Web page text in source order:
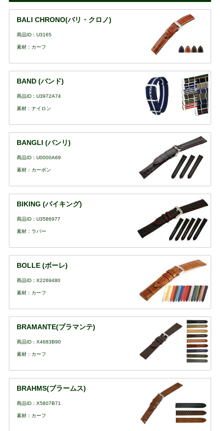
BALI CHRONO(バリ・クロノ)
商品ID：U3165
素材：カーフ
BAND (バンド)
商品ID：U3972A74
素材：ナイロン
BANGLI (バンリ)
商品ID：U0000A69
素材：カーボン
BIKING (バイキング)
商品ID：U3586977
素材：ラバー
BOLLE (ボーレ)
商品ID：X2269480
素材：カーフ
BRAMANTE(ブラマンテ)
商品ID：X4683B90
素材：カーフ
BRAHMS(ブラームス)
商品ID：X5807B71
素材：カーフ